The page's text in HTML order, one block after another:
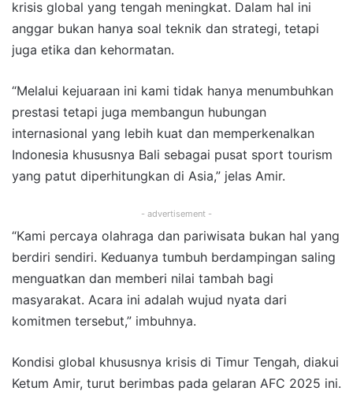
krisis global yang tengah meningkat. Dalam hal ini
anggar bukan hanya soal teknik dan strategi, tetapi
juga etika dan kehormatan.
“Melalui kejuaraan ini kami tidak hanya menumbuhkan
prestasi tetapi juga membangun hubungan
internasional yang lebih kuat dan memperkenalkan
Indonesia khususnya Bali sebagai pusat sport tourism
yang patut diperhitungkan di Asia,” jelas Amir.
- advertisement -
“Kami percaya olahraga dan pariwisata bukan hal yang
berdiri sendiri. Keduanya tumbuh berdampingan saling
menguatkan dan memberi nilai tambah bagi
masyarakat. Acara ini adalah wujud nyata dari
komitmen tersebut,” imbuhnya.
Kondisi global khususnya krisis di Timur Tengah, diakui
Ketum Amir, turut berimbas pada gelaran AFC 2025 ini.